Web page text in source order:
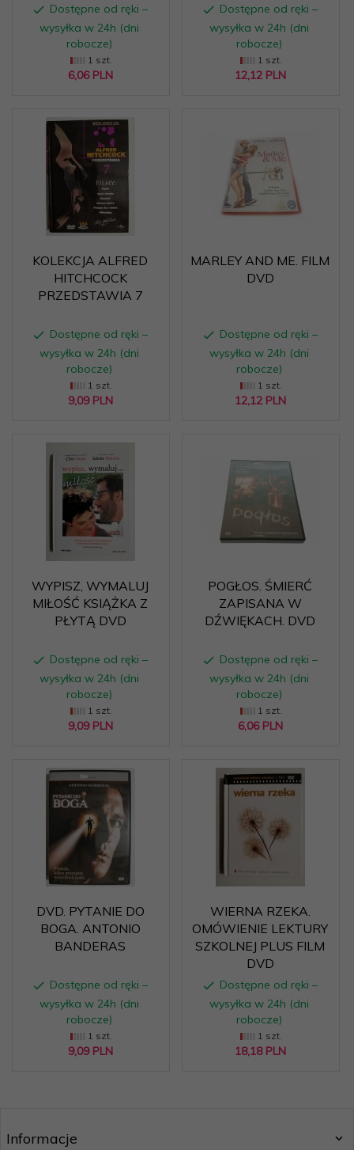
Dostępne od ręki –
wysyłka w 24h (dni
robocze)
1 szt.
6,06 PLN
Dostępne od ręki –
wysyłka w 24h (dni
robocze)
1 szt.
12,12 PLN
KOLEKCJA ALFRED
HITCHCOCK
PRZEDSTAWIA 7
Dostępne od ręki –
wysyłka w 24h (dni
robocze)
1 szt.
9,09 PLN
MARLEY AND ME. FILM
DVD
Dostępne od ręki –
wysyłka w 24h (dni
robocze)
1 szt.
12,12 PLN
WYPISZ, WYMALUJ
MIŁOŚĆ KSIĄŻKA Z
PŁYTĄ DVD
Dostępne od ręki –
wysyłka w 24h (dni
robocze)
1 szt.
9,09 PLN
POGŁOS. ŚMIERĆ
ZAPISANA W
DŹWIĘKACH. DVD
Dostępne od ręki –
wysyłka w 24h (dni
robocze)
1 szt.
6,06 PLN
DVD. PYTANIE DO
BOGA. ANTONIO
BANDERAS
Dostępne od ręki –
wysyłka w 24h (dni
robocze)
1 szt.
9,09 PLN
WIERNA RZEKA.
OMÓWIENIE LEKTURY
SZKOLNEJ PLUS FILM
DVD
Dostępne od ręki –
wysyłka w 24h (dni
robocze)
1 szt.
18,18 PLN
Informacje